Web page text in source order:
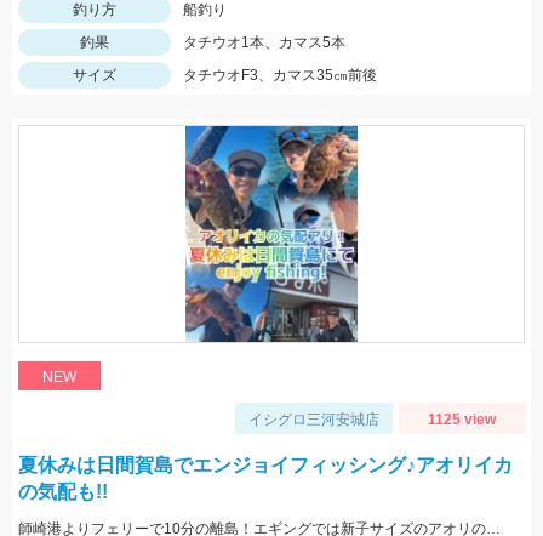
釣り方
船釣り
釣果
タチウオ1本、カマス5本
サイズ
タチウオF3、カマス35㎝前後
NEW
イシグロ三河安城店 1125 view
夏休みは日間賀島でエンジョイフィッシング♪アオリイカ
の気配も!!
師崎港よりフェリーで10分の離島！エギングでは新子サイズのアオリのチェイス多数！ロックフィッシュは足元を10ｇの根魚玉で狙うと効果的♪カバスキャでも釣果あり！